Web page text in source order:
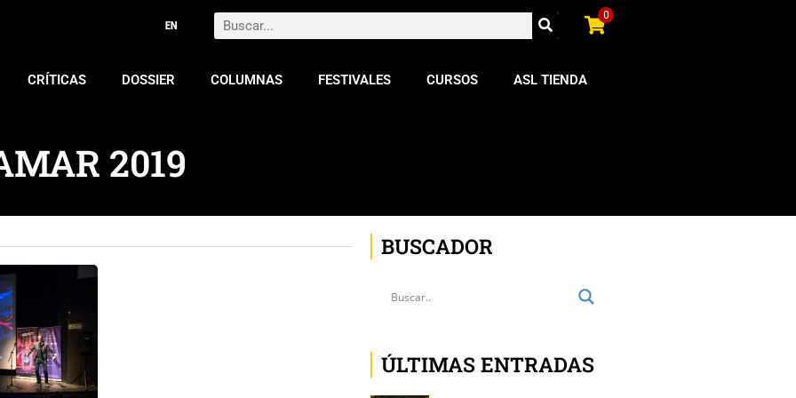
Search 0
CRÍTICAS DOSSIER COLUMNAS FESTIVALES CURSOS ASL TIENDA
2019
BUSCADOR
ÚLTIMAS ENTRADAS